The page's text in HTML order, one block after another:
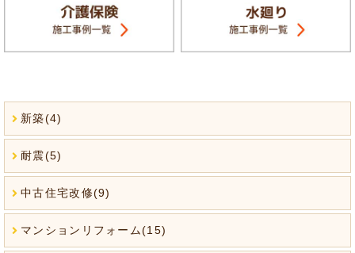
新築(4)
耐震(5)
中古住宅改修(9)
マンションリフォーム(15)